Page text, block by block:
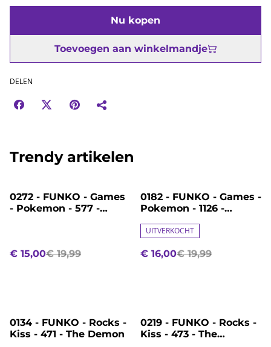
Nu kopen
Toevoegen aan winkelmandje
DELEN
Trendy artikelen
%
0272 - FUNKO - Games
- Pokemon - 577 -
€ 15,00€ 19,99
%
0182 - FUNKO - Games -
Pokemon - 1126 -
Bisaknosp
UITVERKOCHT
€ 16,00€ 19,99
%
0134 - FUNKO - Rocks -
Kiss - 471 - The Demon
%
0219 - FUNKO - Rocks -
Kiss - 473 - The